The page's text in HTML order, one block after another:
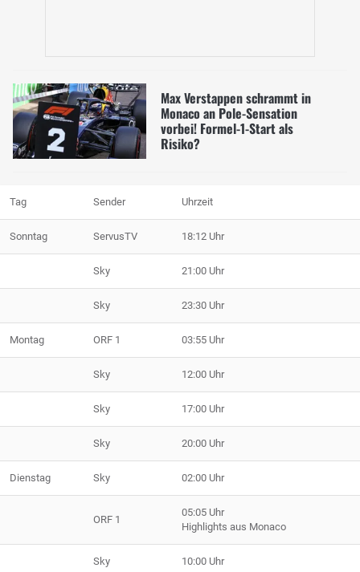
Max Verstappen schrammt in
Monaco an Pole-Sensation
vorbei! Formel-1-Start als
Risiko?
Tag Sender Uhrzeit
Sonntag ServusTV 18:12 Uhr
Sky 21:00 Uhr
Sky 23:30 Uhr
Montag ORF 1 03:55 Uhr
Sky 12:00 Uhr
Sky 17:00 Uhr
Sky 20:00 Uhr
Dienstag Sky 02:00 Uhr
ORF 1
05:05 Uhr
Highlights aus Monaco
Sky 10:00 Uhr